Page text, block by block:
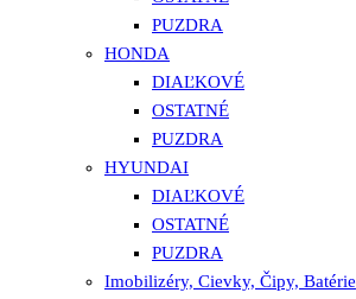
PUZDRA
HONDA
DIAĽKOVÉ
OSTATNÉ
PUZDRA
HYUNDAI
DIAĽKOVÉ
OSTATNÉ
PUZDRA
Imobilizéry, Cievky, Čipy, Batérie